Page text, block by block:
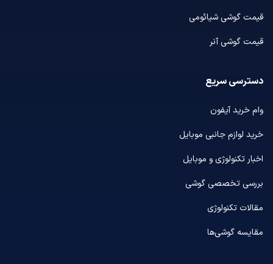
قیمت گوشی شیائومی
قیمت گوشی آنر
دسترسی سریع
وام خرید آیفون
خرید لوازم جانبی موبایل
اخبار تکنولوژی و موبایل
بررسی تخصصی گوشی
مقالات تکنولوژی
مقایسه گوشی‌ها